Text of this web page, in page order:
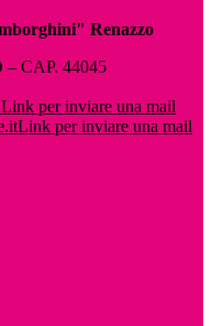
Renazzo
– CAP. 44045
Link per inviare una mail
Link per inviare una mail